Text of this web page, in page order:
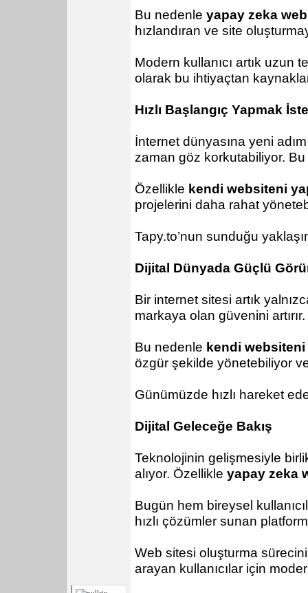
Bu nedenle yapay zeka
hızlandıran ve site
Modern kullanıcı artık uzun
olarak bu ihtiyaçtan
Hızlı Başlangıç Yapmak
İnternet dünyasına yeni
zaman göz korkutabiliyor.
Özellikle kendi websiteni
projelerini daha rahat
Tapy.to’nun sunduğu
Dijital Dünyada Güçlü
Bir internet sitesi artık
markaya olan güvenini artırır.
Bu nedenle kendi
özgür şekilde yönetebiliyor
Günümüzde hızlı hareket
Dijital Geleceğe Bakış
Teknolojinin gelişmesiyle
alıyor. Özellikle yapay zeka
Bugün hem bireysel
hızlı çözümler sunan
Web sitesi oluşturma
arayan kullanıcılar için